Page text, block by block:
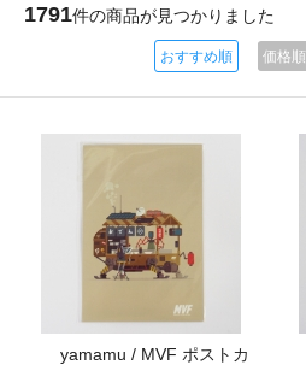
1791件の商品が見つかりました
おすすめ順 価格順
yamamu / MVF ポストカ